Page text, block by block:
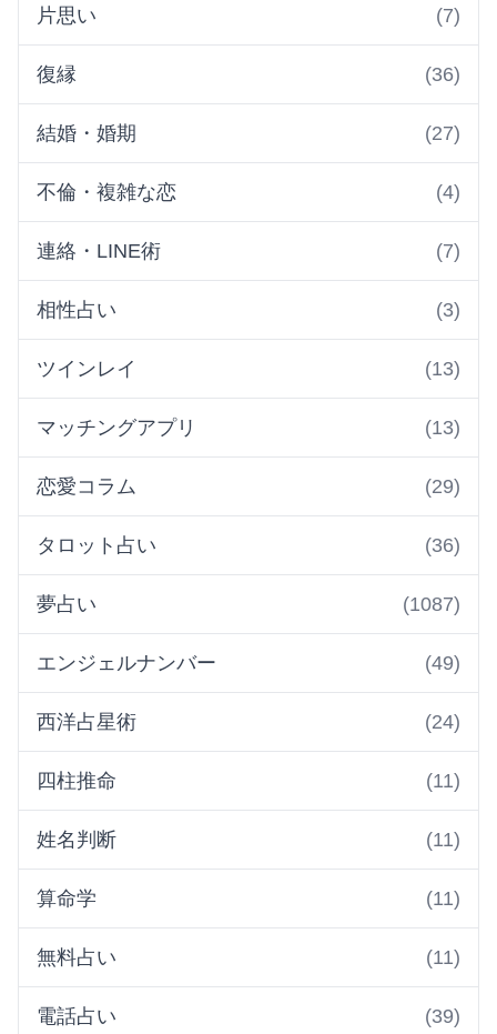
片思い (7)
復縁 (36)
結婚・婚期 (27)
不倫・複雑な恋 (4)
連絡・LINE術 (7)
相性占い (3)
ツインレイ (13)
マッチングアプリ (13)
恋愛コラム (29)
タロット占い (36)
夢占い (1087)
エンジェルナンバー (49)
西洋占星術 (24)
四柱推命 (11)
姓名判断 (11)
算命学 (11)
無料占い (11)
電話占い (39)